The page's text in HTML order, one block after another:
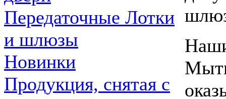
Передаточные Лотки
и шлюзы
Новинки
Продукция, снятая с